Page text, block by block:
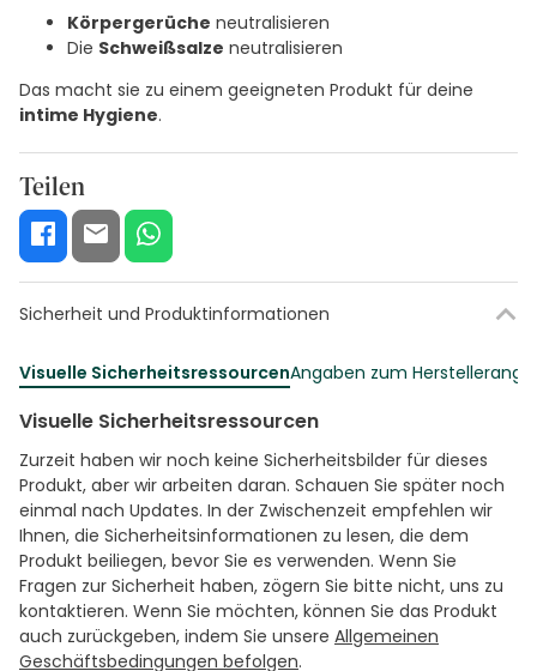
Körpergerüche neutralisieren
Die Schweißsalze neutralisieren
Das macht sie zu einem geeigneten Produkt für deine
intime Hygiene.
Teilen
Sicherheit und Produktinformationen
Visuelle SicherheitsressourcenAngaben zum
Visuelle Sicherheitsressourcen
Zurzeit haben wir noch keine Sicherheitsbilder für dieses
Produkt, aber wir arbeiten daran. Schauen Sie später noch
einmal nach Updates. In der Zwischenzeit empfehlen wir
Ihnen, die Sicherheitsinformationen zu lesen, die dem
Produkt beiliegen, bevor Sie es verwenden. Wenn Sie
Fragen zur Sicherheit haben, zögern Sie bitte nicht, uns zu
kontaktieren. Wenn Sie möchten, können Sie das Produkt
auch zurückgeben, indem Sie unsere Allgemeinen
Geschäftsbedingungen befolgen.